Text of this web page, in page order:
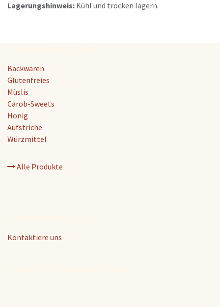
Lagerungshinweis: Kühl und trocken lagern.
Backwaren
Glutenfreies
Müslis
Carob-Sweets
Honig
Aufstriche
Würzmittel
Alle Produkte
Kontaktiere uns